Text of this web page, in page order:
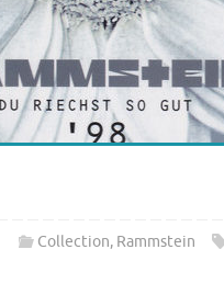
Collection, Rammstein